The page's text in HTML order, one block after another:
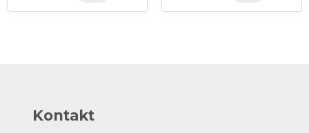
Kontakt